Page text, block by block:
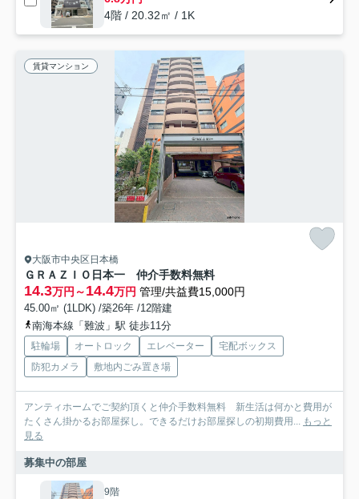
4階 / 20.32㎡ / 1K
賃貸マンション
大阪市中央区日本橋
ＧＲＡＺＩＯ日本一 仲介手数料無料
14.3万円～14.4万円 管理/共益費15,000円
45.00㎡ (1LDK) /築26年 /12階建
南海本線「難波」駅 徒歩11分
駐輪場 オートロック エレベーター
宅配ボックス
防犯カメラ
敷地内ごみ置き場
アンティホームでご契約頂くと仲介手数料無料 新生活は何かと費用が
たくさん掛かるお部屋探し。できるだけお部屋探しの初期費用... もっと
見る
募集中の部屋
9階